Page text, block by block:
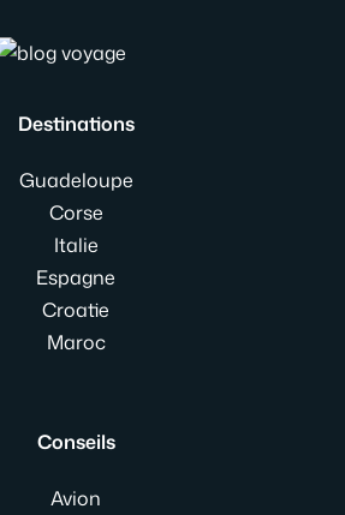
Destinations
Guadeloupe
Corse
Italie
Espagne
Croatie
Maroc
Conseils
Avion